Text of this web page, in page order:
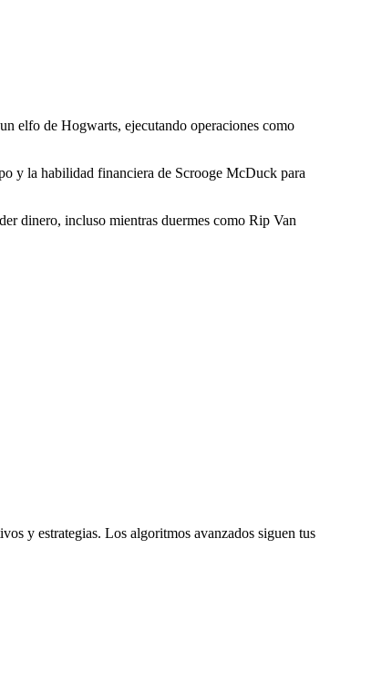
elfo de Hogwarts, ejecutando operaciones como
y la habilidad financiera de Scrooge McDuck para
dinero, incluso mientras duermes como Rip Van
y estrategias. Los algoritmos avanzados siguen tus